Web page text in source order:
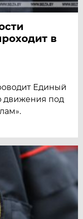
в
Единый
движения под